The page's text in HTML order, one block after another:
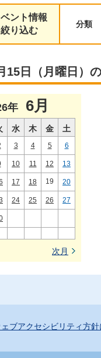
ント情報
り込む
分類
15日（月曜日）
年 6月
水 木 金 土
3 4 5 6
10 11 12 13
17 18 19 20
24 25 26 27
次月
ェブアクセシビリティ方